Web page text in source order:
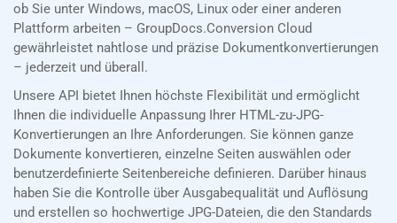
ob Sie unter Windows, macOS, Linux oder einer anderen
Plattform arbeiten – GroupDocs.Conversion Cloud
gewährleistet nahtlose und präzise Dokumentkonvertierungen
– jederzeit und überall.
Unsere API bietet Ihnen höchste Flexibilität und ermöglicht
Ihnen die individuelle Anpassung Ihrer HTML-zu-JPG-
Konvertierungen an Ihre Anforderungen. Sie können ganze
Dokumente konvertieren, einzelne Seiten auswählen oder
benutzerdefinierte Seitenbereiche definieren. Darüber hinaus
haben Sie die Kontrolle über Ausgabequalität und Auflösung
und erstellen so hochwertige JPG-Dateien, die den Standards